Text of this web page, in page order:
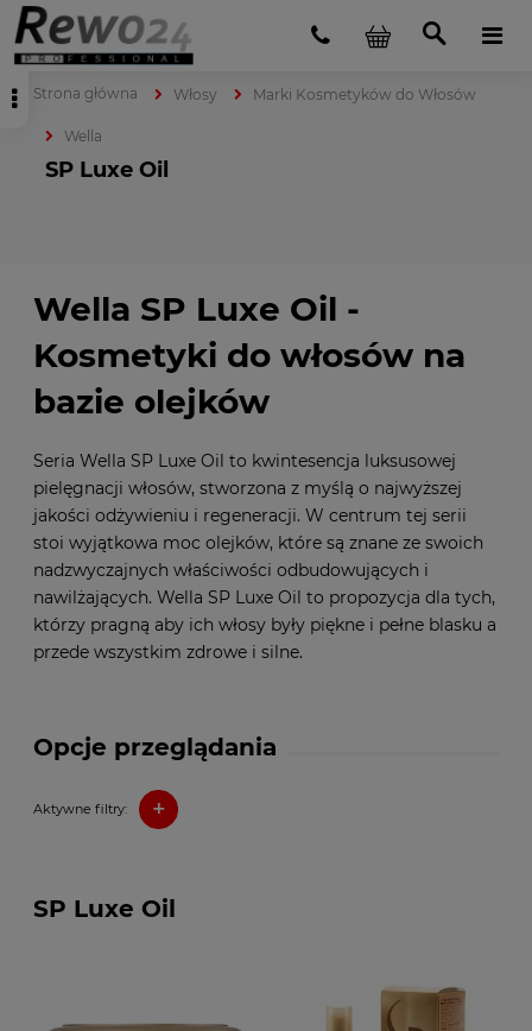
Strona główna Włosy Marki Kosmetyków do Włosów
Wella
SP Luxe Oil
Opcje przeglądania
Aktywne filtry: +
Wella SP Luxe Oil -
Kosmetyki do włosów na
bazie olejków
Seria Wella SP Luxe Oil to kwintesencja luksusowej
pielęgnacji włosów, stworzona z myślą o najwyższej
jakości odżywieniu i regeneracji. W centrum tej serii
stoi wyjątkowa moc olejków, które są znane ze swoich
nadzwyczajnych właściwości odbudowujących i
nawilżających. Wella SP Luxe Oil to propozycja dla tych,
którzy pragną aby ich włosy były piękne i pełne blasku a
przede wszystkim zdrowe i silne.
SP Luxe Oil